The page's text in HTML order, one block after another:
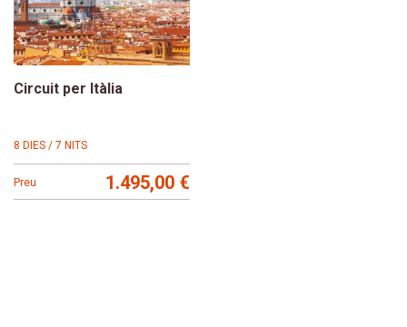
Circuit per Itàlia
8 DIES / 7 NITS
Preu 1.495,00 €